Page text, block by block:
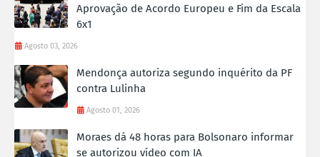
Aprovação de Acordo Europeu e Fim da Escala
6x1
Agosto 03, 2026
Mendonça autoriza segundo inquérito da PF
contra Lulinha
Agosto 01, 2026
Moraes dá 48 horas para Bolsonaro informar
se autorizou vídeo com IA